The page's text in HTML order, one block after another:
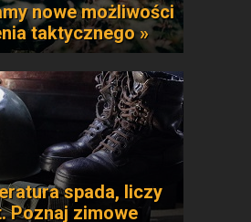
nowe możliwości
taktycznego »
spada, liczy
Poznaj zimowe